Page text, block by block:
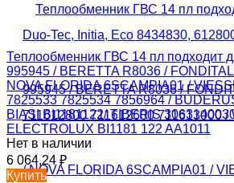
Теплообменник ГВС 14 пл подходит
995945 / BERETTA R8036 /
NOVA FLORIDA 6SCAMPIA01 /
7825533 7825534 7856964 /
BIASI BI1181122/ TIBERIS
ELECTROLUX BI1181 122 AA1011
Нет в наличии
6 064,24 ₽
Купить